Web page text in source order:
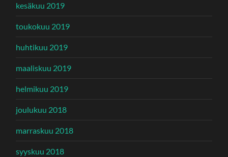
kesäkuu 2019
toukokuu 2019
huhtikuu 2019
maaliskuu 2019
helmikuu 2019
joulukuu 2018
marraskuu 2018
syyskuu 2018